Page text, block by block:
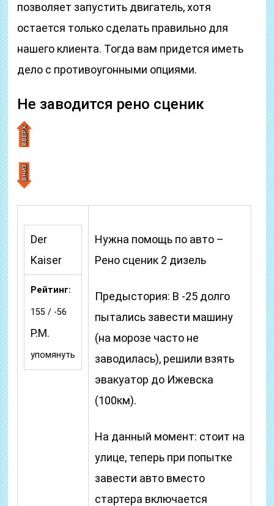
позволяет запустить двигатель, хотя
остается только сделать правильно для
нашего клиента. Тогда вам придется иметь
дело с противоугонными опциями.
Не заводится рено сценик
Der
Kaiser
Рейтинг:
155 / -56
P.M.
упомянуть
Нужна помощь по авто –
Рено сценик 2 дизель
Предыстория: В -25 долго
пытались завести машину
(на морозе часто не
заводилась), решили взять
эвакуатор до Ижевска
(100км).
На данный момент: стоит на
улице, теперь при попытке
завести авто вместо
стартера включается